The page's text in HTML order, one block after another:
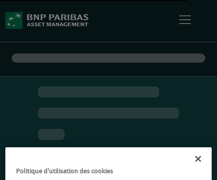
Politique d'utilisation des cookies